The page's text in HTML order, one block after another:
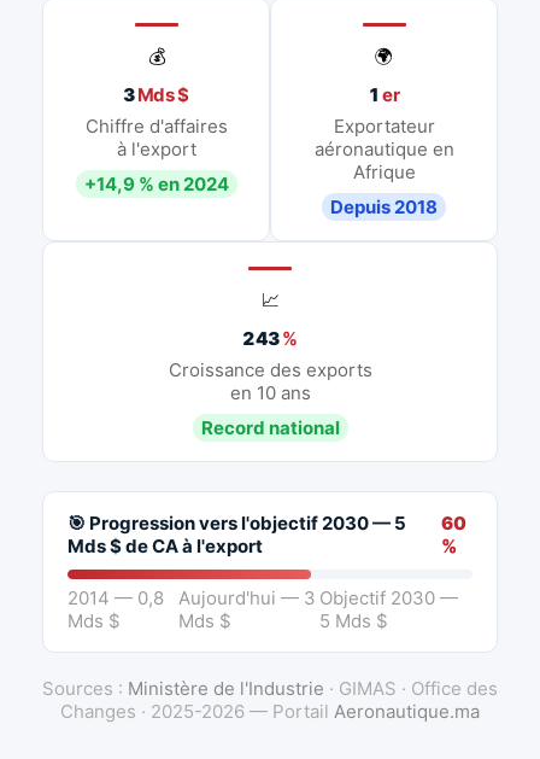
💰
3Mds $
Chiffre d'affaires
à l'export
+14,9 % en 2024
🌍
1 er
Exportateur
aéronautique en
Afrique
Depuis 2018
📈
243%
Croissance des exports
en 10 ans
Record national
🎯 Progression vers l'objectif 2030 — 5
Mds $ de CA à l'export
60
%
2014 — 0,8
Mds $
Aujourd'hui — 3
Mds $
Objectif 2030 —
5 Mds $
Sources : Ministère de l'Industrie · GIMAS · Office des
Changes · 2025-2026 — Portail Aeronautique.ma